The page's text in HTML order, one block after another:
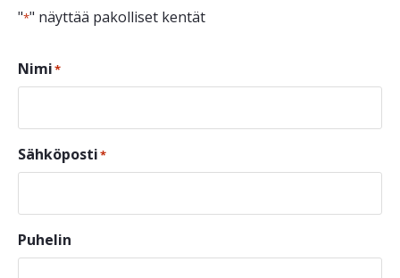
"*" näyttää pakolliset kentät
Nimi*
Sähköposti*
Puhelin